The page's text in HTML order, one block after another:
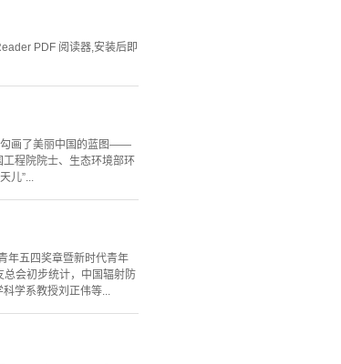
PDF 阅读器,安装后即
勾画了美丽中国的蓝图——
程院院士、生态环境部环
”...
年五四奖章暨新时代青年
会初步统计，中国辐射防
学系教授刘正伟等...